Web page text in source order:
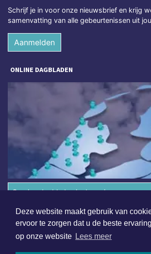
Deze website maakt gebruik van
ervoor te zorgen dat u de beste
op onze website Lees meer
Schrijf je in voor onze nieuwsbrief en krijg
samenvatting van alle gebeurtenissen uit
Aanmelden
ONLINE DAGBLADEN
Overige dagbladen in de regio
Algemene voorwaarden
Disclaimer